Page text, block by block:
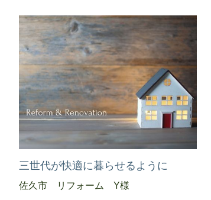
三世代が快適に暮らせるように
佐久市 リフォーム Y様